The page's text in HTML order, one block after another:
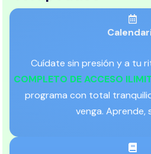
Cuídate sin presión y a tu
COMPLETO DE ACCESO
programa con total
venga. Aprende,